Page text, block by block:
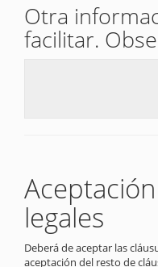
Otra
facilitar.
legales
Deberá de aceptar las
aceptación del resto de